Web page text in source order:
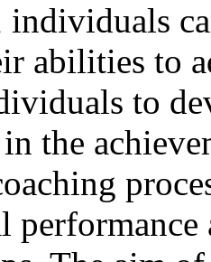
individuals
abilities to
to
in the